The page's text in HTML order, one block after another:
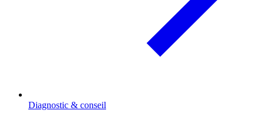
Diagnostic & conseil